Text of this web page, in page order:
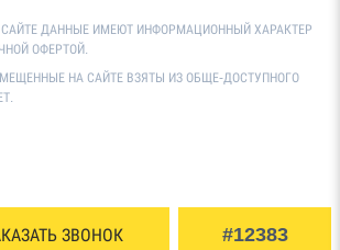
ЗВОНОК #12383
ДАННЫЕ ИМЕЮТ ИНФОРМАЦИОННЫЙ ХАРАКТЕР
ОФЕРТОЙ.
НА САЙТЕ ВЗЯТЫ ИЗ ОБЩЕ-ДОСТУПНОГО